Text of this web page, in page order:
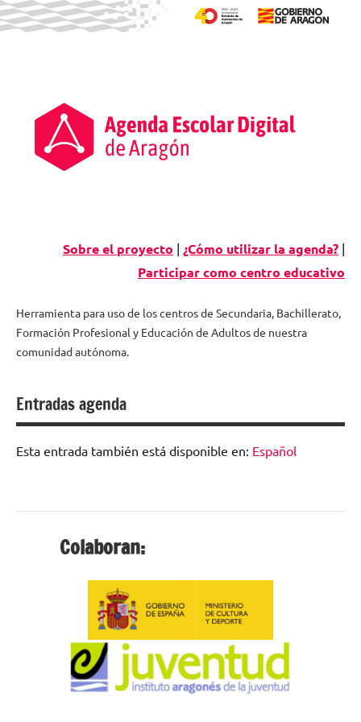
Sobre el proyecto | ¿Cómo utilizar la agenda? |
Participar como centro educativo
Agenda
digital
de
Herramienta para uso de los centros de Secundaria, Bachillerato,
Formación Profesional y Educación de Adultos de nuestra
comunidad autónoma.
Entradas agenda
Esta entrada también está disponible en: Español
Colaboran: